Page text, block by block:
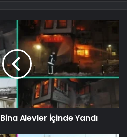
Alevler İçinde Yandı